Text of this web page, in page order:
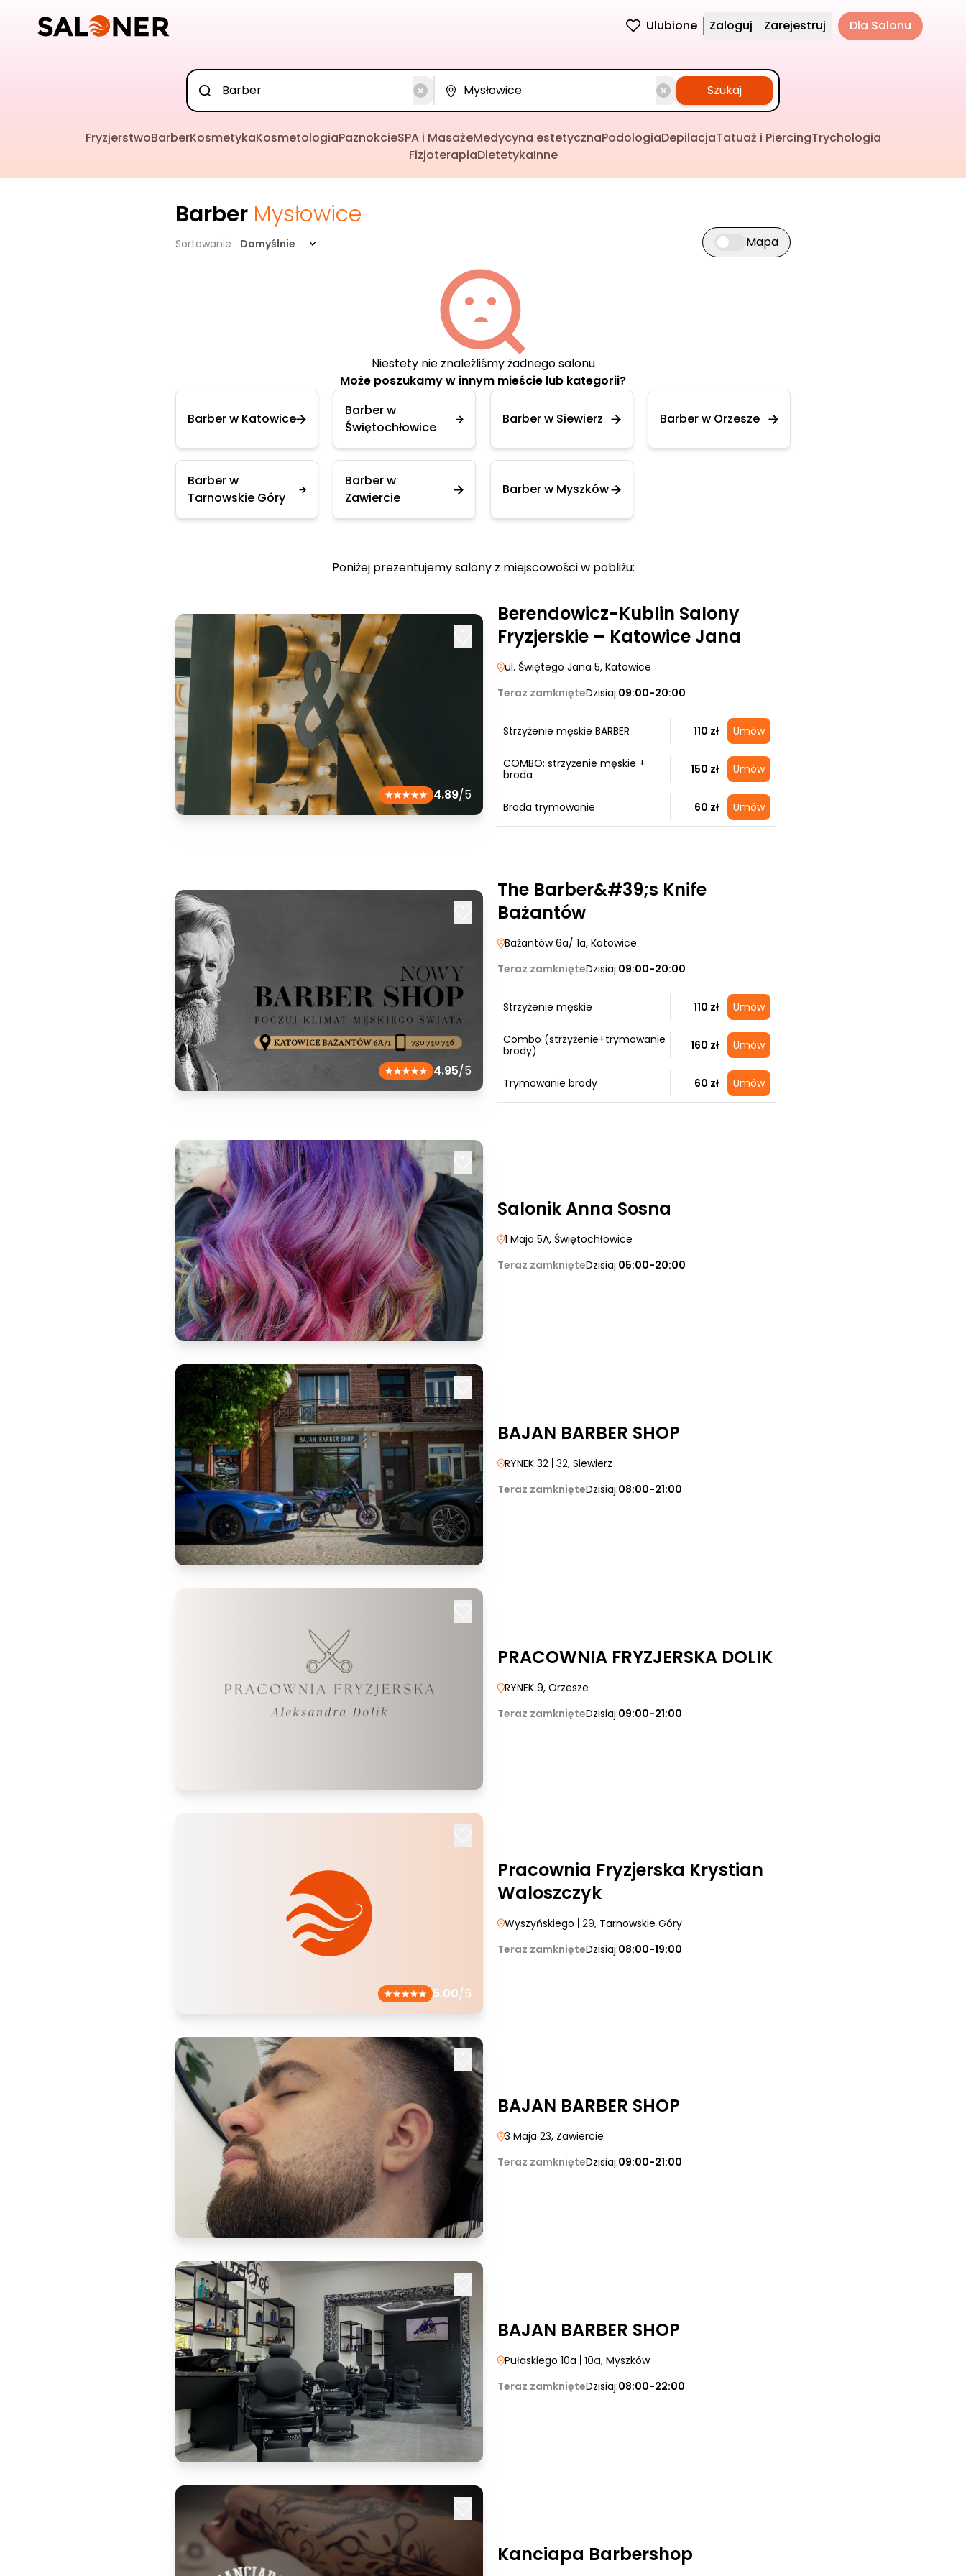
Ulubione Zaloguj Zarejestruj Dla Salonu
Szukaj
FryzjerstwoBarberKosmetykaKosmetologiaPaznokcieSPA i MasażeMedycyna estetycznaPodologiaDepilacjaTatuaż i PiercingTrychologia
FizjoterapiaDietetykaInne
Barber Mysłowice
Sortowanie Domyślnie Przełącz widok mapy
Mapa
Niestety nie znaleźliśmy żadnego salonu
Może poszukamy w innym mieście lub kategorii?
Barber w Katowice
Barber w
Świętochłowice
Barber w Siewierz Barber w Orzesze
Barber w
Tarnowskie Góry
Barber w
Zawiercie
Barber w Myszków
Poniżej prezentujemy salony z miejscowości w pobliżu:
4.89/5
Berendowicz-Kublin Salony
Fryzjerskie – Katowice Jana
ul. Świętego Jana 5, Katowice
Teraz zamknięteDzisiaj:09:00-20:00
Strzyżenie męskie BARBER 110 zł Umów
COMBO: strzyżenie męskie +
broda
150 zł Umów
Broda trymowanie 60 zł Umów
4.95/5
The Barber&#39;s Knife
Bażantów
Bażantów 6a/ 1a, Katowice
Teraz zamknięteDzisiaj:09:00-20:00
Strzyżenie męskie 110 zł Umów
Combo (strzyżenie+trymowanie
brody)
160 zł Umów
Trymowanie brody 60 zł Umów
Salonik Anna Sosna
1 Maja 5A, Świętochłowice
Teraz zamknięteDzisiaj:05:00-20:00
BAJAN BARBER SHOP
RYNEK 32 | 32, Siewierz
Teraz zamknięteDzisiaj:08:00-21:00
PRACOWNIA FRYZJERSKA DOLIK
RYNEK 9, Orzesze
Teraz zamknięteDzisiaj:09:00-21:00
5.00/5
Pracownia Fryzjerska Krystian
Waloszczyk
Wyszyńskiego | 29, Tarnowskie Góry
Teraz zamknięteDzisiaj:08:00-19:00
BAJAN BARBER SHOP
3 Maja 23, Zawiercie
Teraz zamknięteDzisiaj:09:00-21:00
BAJAN BARBER SHOP
Pułaskiego 10a | 10a, Myszków
Teraz zamknięteDzisiaj:08:00-22:00
Kanciapa Barbershop